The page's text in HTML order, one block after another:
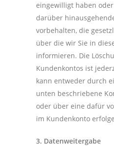
eingewilligt haben
darüber
vorbehalten, die
über die wir Sie in
informieren. Die
Kundenkontos ist
kann entweder durch
unten beschriebene
oder über eine dafür
im Kundenkonto
3. Datenweitergabe